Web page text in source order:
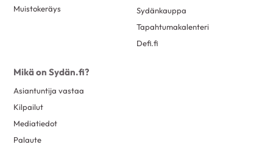
Muistokeräys
Sydänkauppa
Tapahtumakalenteri
Defi.fi
Mikä on Sydän.fi?
Asiantuntija vastaa
Kilpailut
Mediatiedot
Palaute